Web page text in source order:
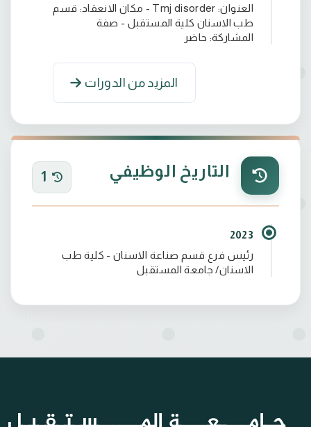
العنوان: Tmj disorder - مكان الانعقاد: قسم
طب الاسنان كلية المستقبل - صفة
المشاركة: حاضر
المزيد من الدورات
التاريخ الوظيفي 1
2023
رئيس فرع قسم صناعة الاسنان - كلية طب
الاسنان/ جامعة المستقبل